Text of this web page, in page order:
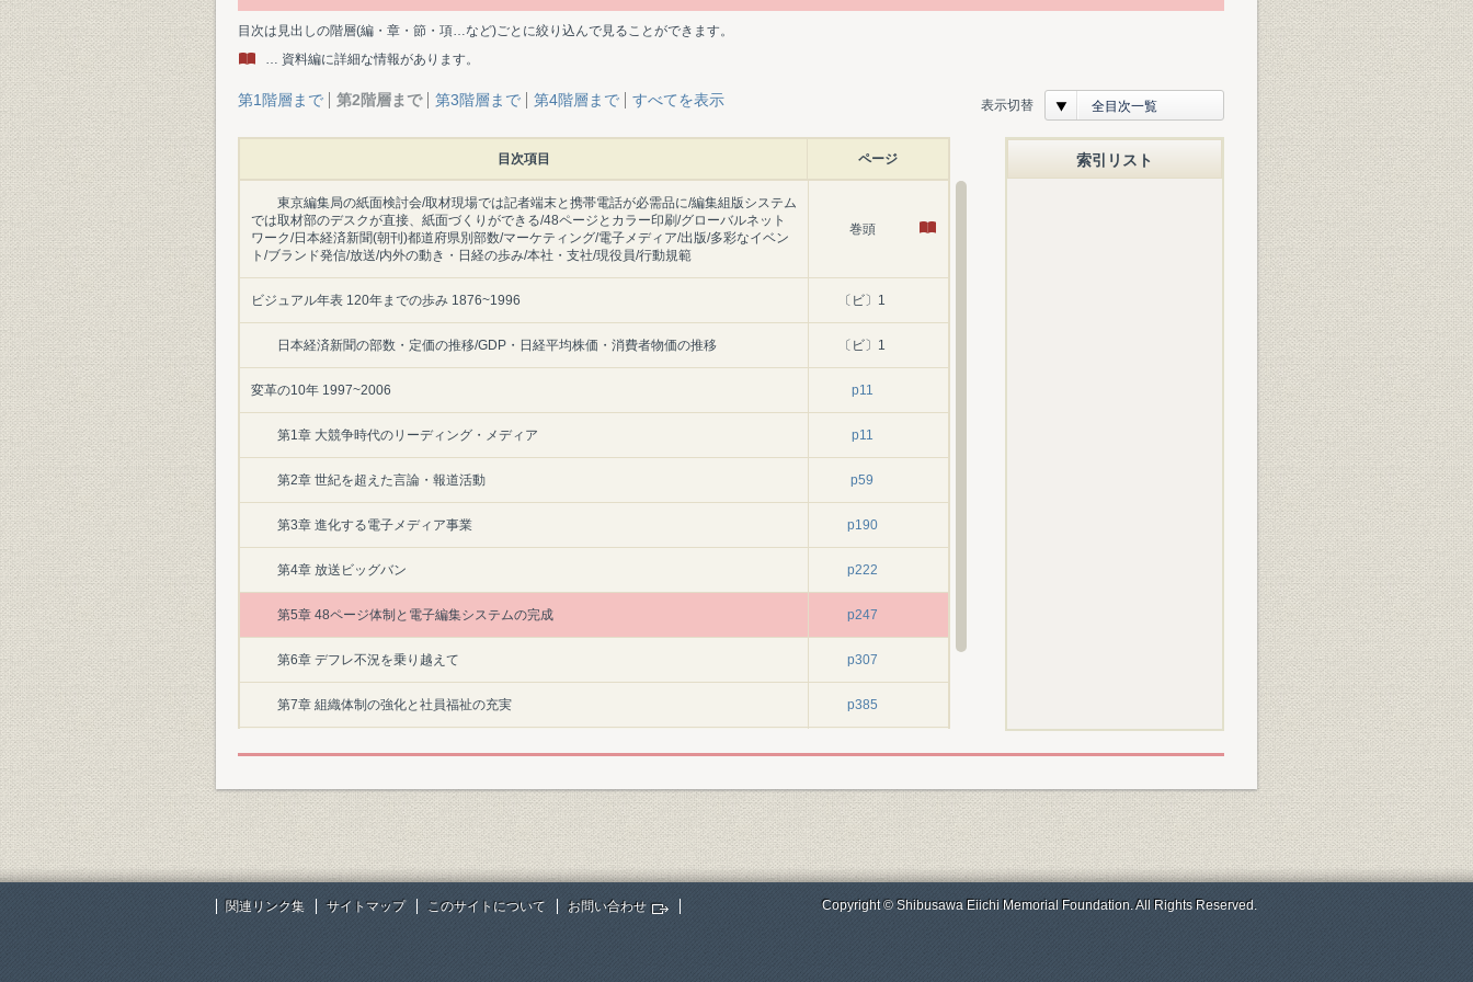
目次は見出しの階層(編・章・節・項…など)ごとに絞り込んで見ることができます。
… 資料編に詳細な情報があります。
第1階層まで 第2階層まで 第3階層まで 第4階層まで すべてを表示 表示切替 全目次一覧
目次項目 ページ
東京編集局の紙面検討会/取材現場では記者端末と携帯電話が必需品に/編集組版システム
では取材部のデスクが直接、紙面づくりができる/48ページとカラー印刷/グローバルネット
ワーク/日本経済新聞(朝刊)都道府県別部数/マーケティング/電子メディア/出版/多彩なイベン
ト/ブランド発信/放送/内外の動き・日経の歩み/本社・支社/現役員/行動規範
巻頭
ビジュアル年表 120年までの歩み 1876~1996 〔ビ〕1
日本経済新聞の部数・定価の推移/GDP・日経平均株価・消費者物価の推移 〔ビ〕1
変革の10年 1997~2006 p11
第1章 大競争時代のリーディング・メディア p11
第2章 世紀を超えた言論・報道活動 p59
第3章 進化する電子メディア事業 p190
第4章 放送ビッグバン p222
第5章 48ページ体制と電子編集システムの完成 p247
第6章 デフレ不況を乗り越えて p307
第7章 組織体制の強化と社員福祉の充実 p385
第8章 グループ経営の基盤強化 p427
資料編 p468
索引リスト
関連リンク集 サイトマップ このサイトについて お問い合わせ Copyright © Shibusawa Eiichi Memorial Foundation. All Rights Reserved.